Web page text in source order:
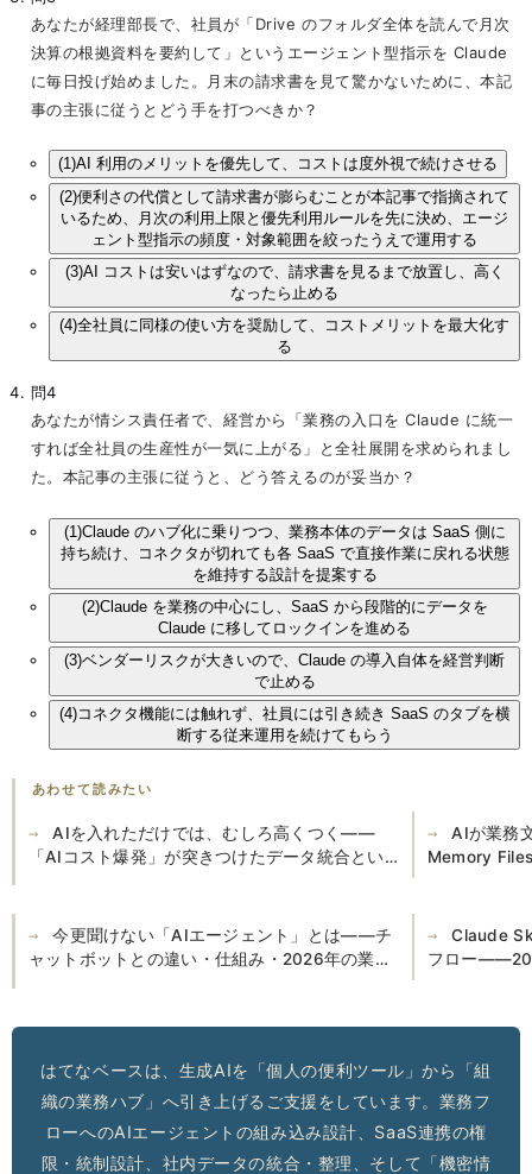
あなたが経理部長で、社員が「Drive のフォルダ全体を読んで月次
決算の根拠資料を要約して」というエージェント型指示を Claude
に毎日投げ始めました。月末の請求書を見て驚かないために、本記
事の主張に従うとどう手を打つべきか？
(1)AI 利用のメリットを優先して、コストは度外視で続けさせる
(2)便利さの代償として請求書が膨らむことが本記事で指摘されて
いるため、月次の利用上限と優先利用ルールを先に決め、エージ
ェント型指示の頻度・対象範囲を絞ったうえで運用する
(3)AI コストは安いはずなので、請求書を見るまで放置し、高く
なったら止める
(4)全社員に同様の使い方を奨励して、コストメリットを最大化す
る
問4
あなたが情シス責任者で、経営から「業務の入口を Claude に統一
すれば全社員の生産性が一気に上がる」と全社展開を求められまし
た。本記事の主張に従うと、どう答えるのが妥当か？
(1)Claude のハブ化に乗りつつ、業務本体のデータは SaaS 側に
持ち続け、コネクタが切れても各 SaaS で直接作業に戻れる状態
を維持する設計を提案する
(2)Claude を業務の中心にし、SaaS から段階的にデータを
Claude に移してロックインを進める
(3)ベンダーリスクが大きいので、Claude の導入自体を経営判断
で止める
(4)コネクタ機能には触れず、社員には引き続き SaaS のタブを横
断する従来運用を続けてもらう
あわせて読みたい
AIを入れただけでは、むしろ高くつく——
「AIコスト爆発」が突きつけたデータ統合とい
AIが業務
Memory
今更聞けない「AIエージェント」とは——チ
ャットボットとの違い・仕組み・2026年の業務
Claude
フロー
はてなベースは、生成AIを「個人の便利ツール」から「組
織の業務ハブ」へ引き上げるご支援をしています。業務フ
ローへのAIエージェントの組み込み設計、SaaS連携の権
限・統制設計、社内データの統合・整理、そして「機密情